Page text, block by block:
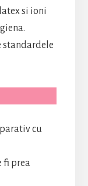
si ioni
cu
fi prea